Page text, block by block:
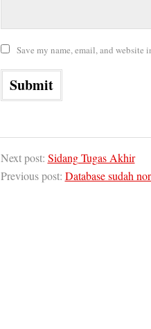
Save my name, email, and website
Next post: Sidang Tugas Akhir
Previous post: Database sudah